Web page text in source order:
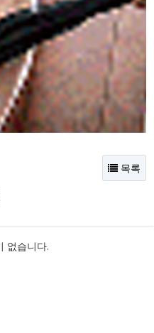
목록
없습니다.